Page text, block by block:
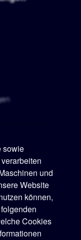
sowie
und
Website
können,
Cookies
0
21